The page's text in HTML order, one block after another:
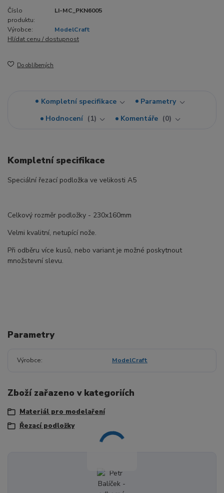
Číslo
produktu:
LI-MC_PKN6005
Výrobce:
ModelCraft
Hlídat cenu / dostupnost
Do oblíbených
Kompletní specifikace
Parametry
Hodnocení
1 Komentáře 0
Kompletní specifikace
Speciální řezací podložka ve velikosti A5
Celkový rozměr podložky - 230x160mm
Velmi kvalitní, netupící nože.
Při odběru více kusů, nebo variant je možné poskytnout
množstevní slevu.
Parametry
Výrobce ModelCraft
Zboží zařazeno v kategoriích
Materiál pro modelaření
Řezací podložky